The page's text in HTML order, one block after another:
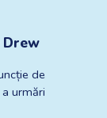
de
urmări